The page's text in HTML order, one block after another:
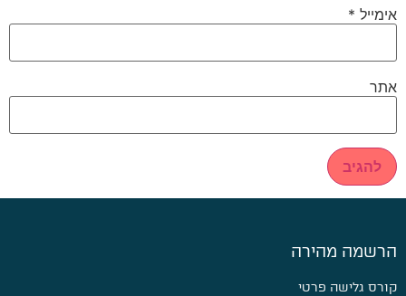
אימייל *
אתר
הרשמה מהירה
קורס גלישה פרטי